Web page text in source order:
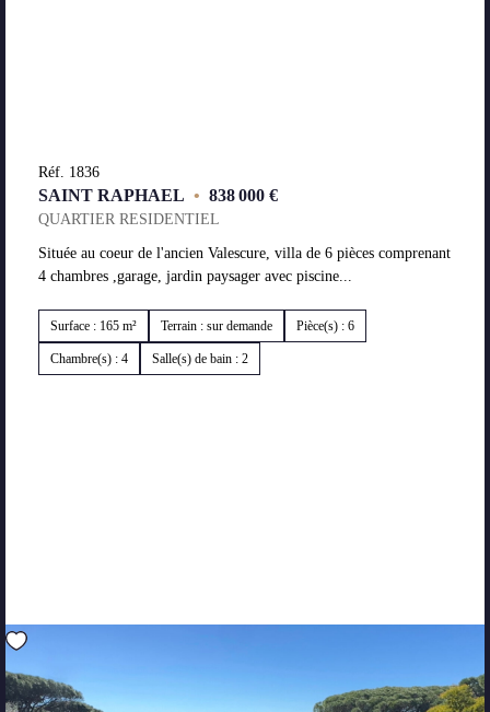
Réf. 1836
SAINT RAPHAEL • 838 000 €
QUARTIER RESIDENTIEL
Située au coeur de l'ancien Valescure, villa de 6 pièces comprenant
4 chambres ,garage, jardin paysager avec piscine...
Surface : 165 m² Terrain : sur demande Pièce(s) : 6
Chambre(s) : 4 Salle(s) de bain : 2